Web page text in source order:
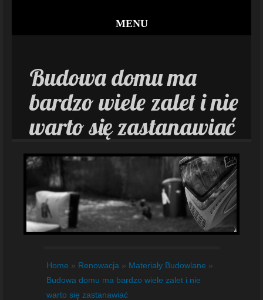
MENU
Budowa domu ma
bardzo wiele zalet i nie
warto się zastanawiać
Home » Renowacja » Materiały Budowlane »
Budowa domu ma bardzo wiele zalet i nie
warto się zastanawiać